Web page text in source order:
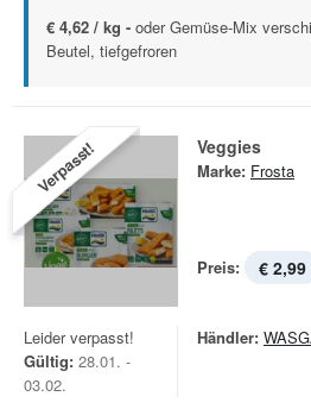
€ 4,62 / kg - oder Gemüse-Mix
Beutel, tiefgefroren
Verpasst! Veggies
Marke: Frosta
Preis: € 2,99
Leider verpasst!
Gültig: 28.01. -
03.02.
Händler: